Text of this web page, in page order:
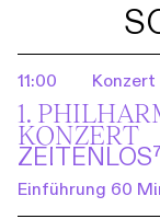
11:00 Konzert
1.
KONZERT
Einführung 60